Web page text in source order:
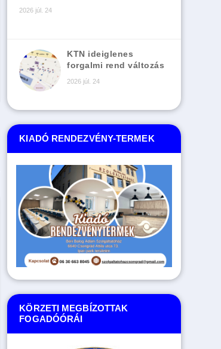
2026 júl. 24
KTN ideiglenes
forgalmi rend változás
2026 júl. 24
KIADÓ RENDEZVÉNY-TERMEK
KÖRZETI MEGBÍZOTTAK
FOGADÓÓRÁI